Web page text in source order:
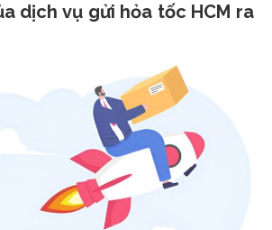
dịch vụ gửi hỏa tốc HCM ra